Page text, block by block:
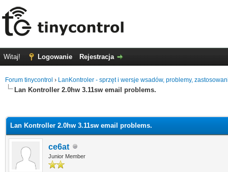
Witaj! Logowanie Rejestracja
Forum tinycontrol › LanKontroler - sprzęt i wersje wsadów, problemy,
Lan Kontroller 2.0hw 3.11sw email problems.
Lan Kontroller 2.0hw 3.11sw email problems.
ce6at
Junior Member